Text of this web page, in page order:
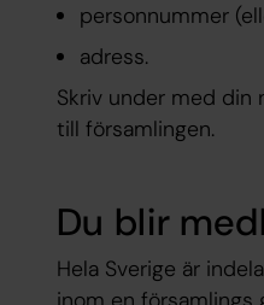
personnummer
adress.
Skriv under med din
till församlingen.
Du blir
Hela Sverige är